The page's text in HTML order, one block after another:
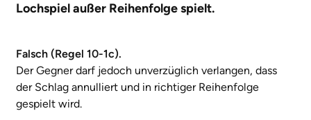
Lochspiel außer Reihenfolge spielt.
Falsch (Regel 10-1c).
Der Gegner darf jedoch unverzüglich verlangen, dass
der Schlag annulliert und in richtiger Reihenfolge
gespielt wird.